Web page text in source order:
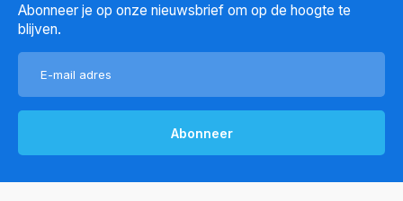
Abonneer je op onze nieuwsbrief om op de hoogte te
blijven.
Abonneer